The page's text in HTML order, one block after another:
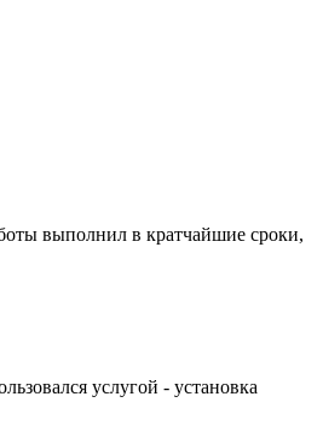
выполнил в кратчайшие сроки,
услугой - установка